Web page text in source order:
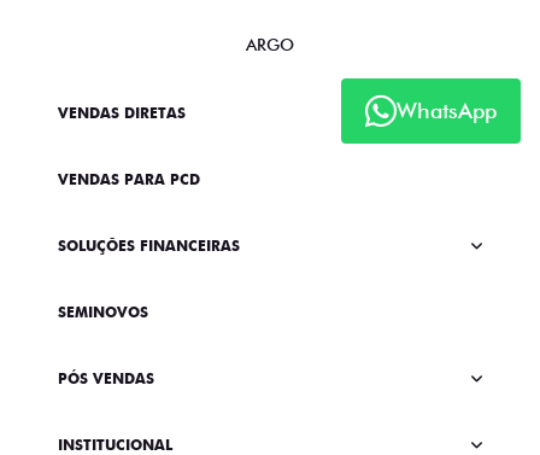
WhatsApp
ARGO
VENDAS DIRETAS
VENDAS PARA PCD
SOLUÇÕES FINANCEIRAS
SEMINOVOS
PÓS VENDAS
INSTITUCIONAL